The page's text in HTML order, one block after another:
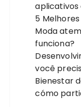
aplicativos
5
Moda
funciona?
você
Bienestar
cómo